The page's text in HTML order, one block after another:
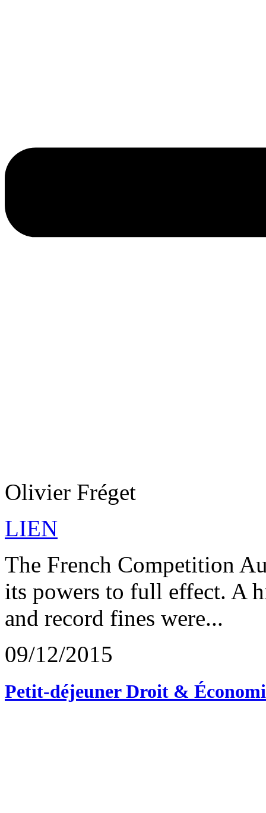
Olivier Fréget
LIEN
The French Competition
its powers to full effect. A
and record fines were...
09/12/2015
Petit-déjeuner Droit &